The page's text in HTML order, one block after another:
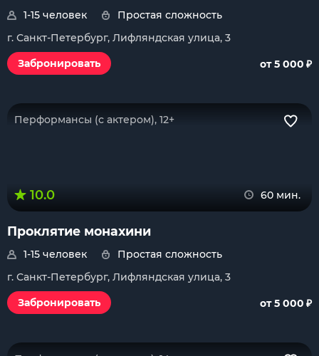
1-15 человек
Простая сложность
г. Санкт-Петербург, Лифляндская улица, 3
Забронировать
от 5 000 ₽
Перформансы (с актером), 12+
10.0 60 мин.
Проклятие монахини
1-15 человек
Простая сложность
г. Санкт-Петербург, Лифляндская улица, 3
Забронировать
от 5 000 ₽